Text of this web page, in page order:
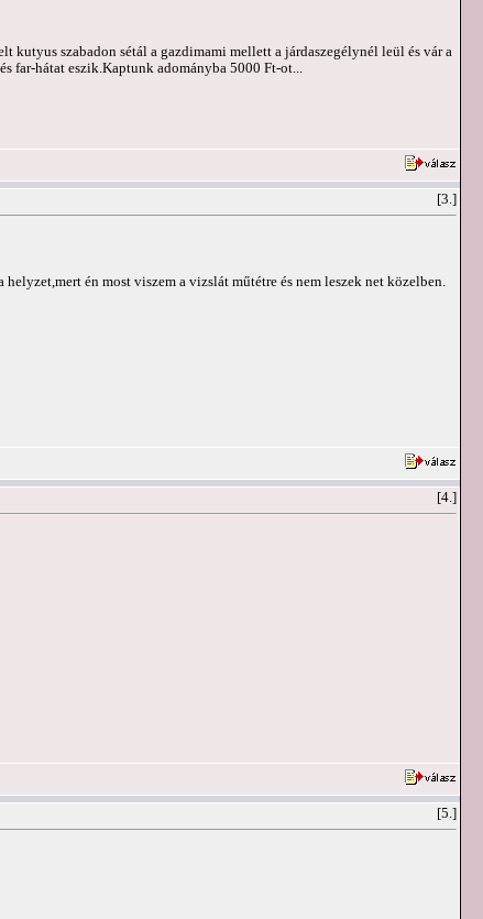
szabadon sétál a gazdimami mellett a járdaszegélynél leül és vár a
far-hátat eszik.Kaptunk adományba 5000 Ft-ot...
[3.]
én most viszem a vizslát műtétre és nem leszek net közelben.
[4.]
[5.]